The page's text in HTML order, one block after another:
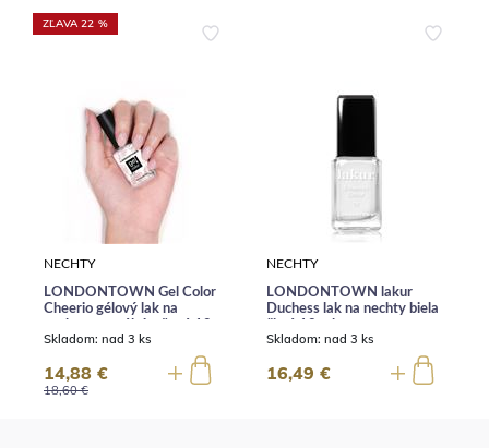
ZĽAVA 22 %
NECHTY
LONDONTOWN Gel Color
Cheerio gélový lak na
ml
Skladom: nad 3 ks
18,60 €
14,88 €
NECHTY
LONDONTOWN lakur
Duchess lak na nechty biela
Skladom: nad 3 ks
16,49 €